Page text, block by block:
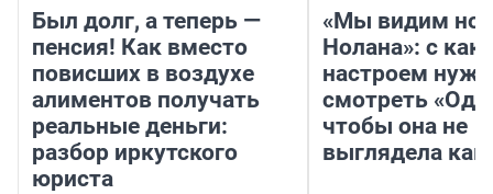
Был долг, а теперь —
пенсия! Как вместо
повисших в воздухе
алиментов получать
реальные деньги:
разбор иркутского
юриста
«Мы видим
Нолана»: с
настроем
смотреть
чтобы она не
выглядела как